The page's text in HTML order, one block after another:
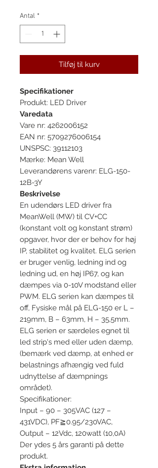
Antal *
Tilføj til kurv
Specifikationer
Produkt: LED Driver
Varedata
Vare nr: 4262006152
EAN nr: 5709276006154
UNSPSC: 39112103
Mærke: Mean Well
Leverandørens varenr: ELG-150-
12B-3Y
Beskrivelse
En udendørs LED driver fra
MeanWell (MW) til CV+CC
(konstant volt og konstant strøm)
opgaver, hvor der er behov for høj
IP, stabilitet og kvalitet. ELG serien
er bruger venlig, ledning ind og
ledning ud, en høj IP67, og kan
dæmpes via 0-10V modstand eller
PWM. ELG serien kan dæmpes til
off, Fysiske mål på ELG-150 er L –
219mm, B – 63mm, H – 35,5mm.
ELG serien er særdeles egnet til
led strip's med eller uden dæmp,
(bemærk ved dæmp, at enhed er
belastnings afhængig ved fuld
udnyttelse af dæmpnings
området).
Specifikationer:
Input – 90 – 305VAC (127 –
431VDC), PF≧0.95/230VAC,
Output – 12Vdc, 120watt (10,0A)
Der ydes 5 års garanti på dette
produkt.